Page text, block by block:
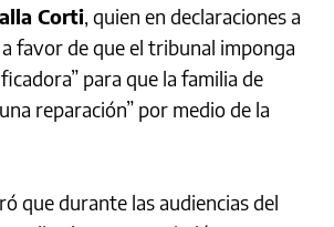
Corti, quien en declaraciones a
favor de que el tribunal imponga
para que la familia de
reparación” por medio de la
que durante las audiencias del